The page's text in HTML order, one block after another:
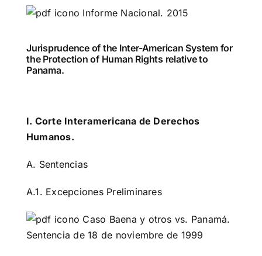
Informe Nacional. 2015
Jurisprudence of the Inter-American System for
the Protection of Human Rights relative to
Panama.
I. Corte Interamericana de Derechos
Humanos.
A. Sentencias
A.1. Excepciones Preliminares
Caso Baena y otros vs. Panamá.
Sentencia de 18 de noviembre de 1999